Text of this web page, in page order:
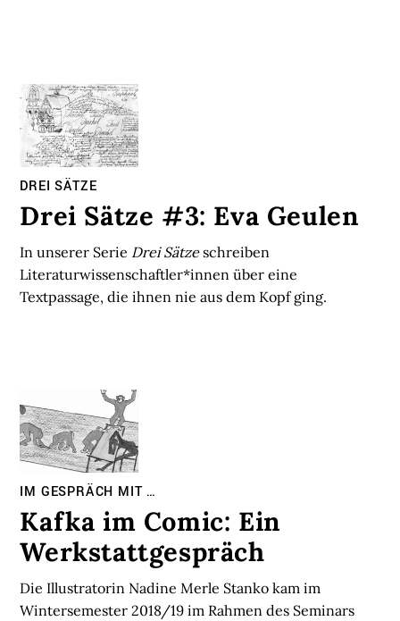
DREI SÄTZE
Drei Sätze #3: Eva Geulen
In unserer Serie Drei Sätzeschreiben
Literaturwissenschaftler*innen über eine
Textpassage, die ihnen nie aus dem Kopf ging.
IM GESPRÄCH MIT …
Kafka im Comic: Ein
Werkstattgespräch
Die Illustratorin Nadine Merle Stanko kam im
Wintersemester 2018/19 im Rahmen des Seminars